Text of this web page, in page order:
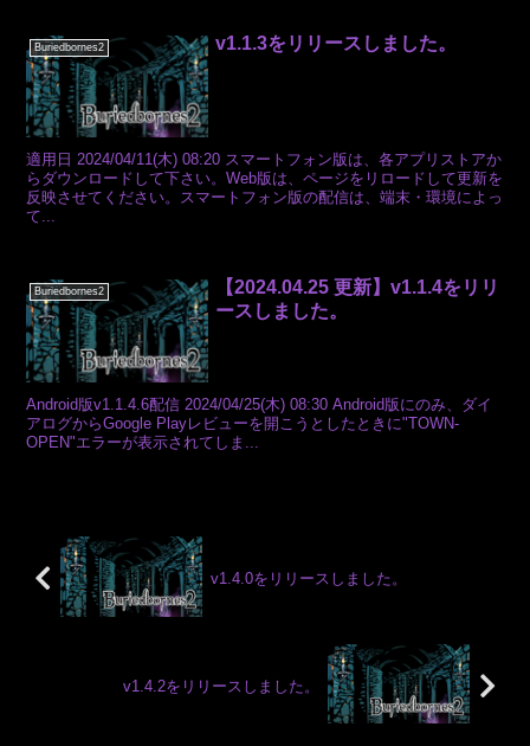
Buriedbornes2 v1.1.3をリリースしました。
適用日 2024/04/11(木) 08:20 スマートフォン版は、各アプリストアか
らダウンロードして下さい。Web版は、ページをリロードして更新を
反映させてください。スマートフォン版の配信は、端末・環境によっ
て...
Buriedbornes2
【2024.04.25 更新】v1.1.4をリリ
ースしました。
Android版v1.1.4.6配信 2024/04/25(木) 08:30 Android版にのみ、ダイ
アログからGoogle Playレビューを開こうとしたときに"TOWN-
OPEN"エラーが表示されてしま...
v1.4.0をリリースしました。
v1.4.2をリリースしました。